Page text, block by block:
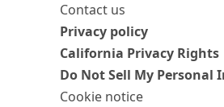
Contact us
Privacy policy
California Privacy Rights
Do Not Sell My Personal
Cookie notice